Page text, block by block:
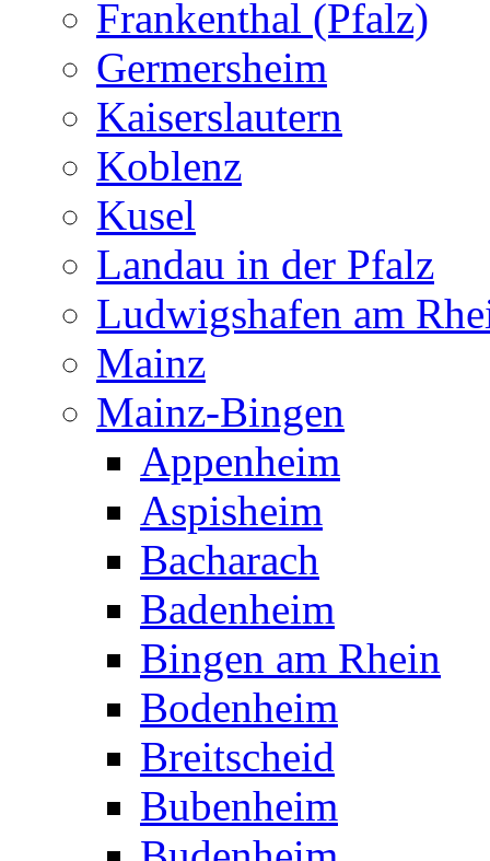
Frankenthal (Pfalz)
Germersheim
Kaiserslautern
Koblenz
Kusel
Landau in der Pfalz
Ludwigshafen am
Mainz
Mainz-Bingen
Appenheim
Aspisheim
Bacharach
Badenheim
Bingen am Rhein
Bodenheim
Breitscheid
Bubenheim